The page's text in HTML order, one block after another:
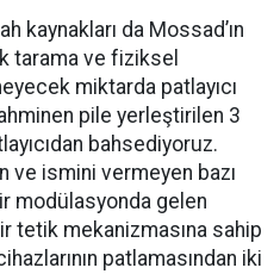
kaynakları da Mossad’ın
tarama ve fiziksel
miktarda patlayıcı
pile yerleştirilen 3
bahsediyoruz.
ve ismini vermeyen bazı
modülasyonda gelen
tetik mekanizmasına sahip
patlamasından iki